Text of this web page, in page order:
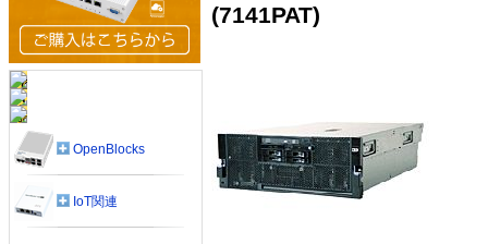
(7141PAT)
OpenBlocks
IoT関連